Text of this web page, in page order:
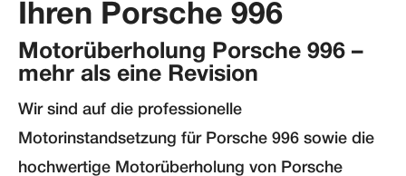
Ihren Porsche 996
Motorüberholung Porsche 996 –
mehr als eine Revision
Wir sind auf die professionelle
Motorinstandsetzung für Porsche 996 sowie die
hochwertige Motorüberholung von Porsche